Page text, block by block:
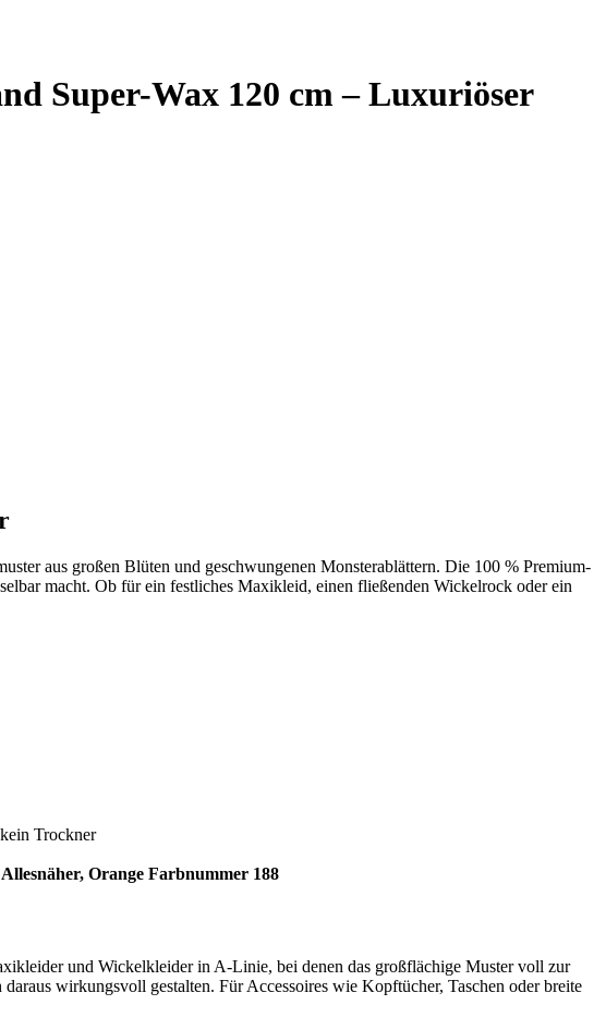
Super-Wax 120 cm – Luxuriöser
aus großen Blüten und geschwungenen Monsterablättern. Die 100 % Premium-
macht. Ob für ein festliches Maxikleid, einen fließenden Wickelrock oder ein
Trockner
Orange Farbnummer 188
und Wickelkleider in A-Linie, bei denen das großflächige Muster voll zur
wirkungsvoll gestalten. Für Accessoires wie Kopftücher, Taschen oder breite